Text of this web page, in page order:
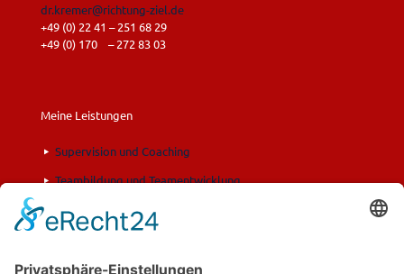
dr.kremer@richtung-ziel.de
+49 (0) 22 41 – 251 68 29
+49 (0) 170 – 272 83 03
Meine Leistungen
Supervision und Coaching
Teambildung und Teamentwicklung
Fortbildung und Training